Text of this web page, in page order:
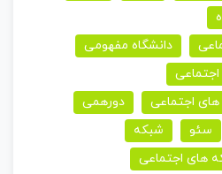
دانشگاه مفهومی
اجتماعی
دورهمی
سئو
شبکه
های اجتماعی